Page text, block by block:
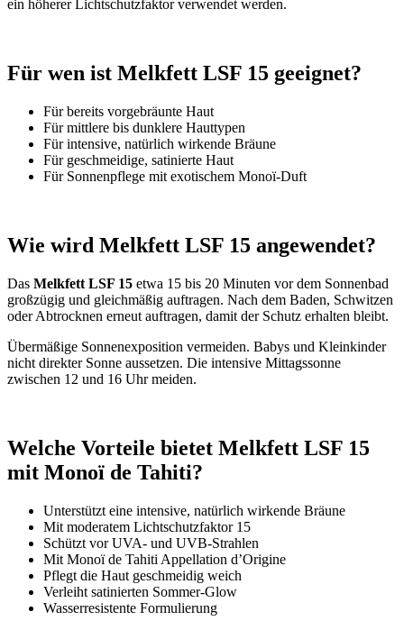
ein höherer Lichtschutzfaktor verwendet werden.
Für wen ist Melkfett LSF 15 geeignet?
Für bereits vorgebräunte Haut
Für mittlere bis dunklere Hauttypen
Für intensive, natürlich wirkende Bräune
Für geschmeidige, satinierte Haut
Für Sonnenpflege mit exotischem Monoï-Duft
Wie wird Melkfett LSF 15 angewendet?
Das Melkfett LSF 15 etwa 15 bis 20 Minuten vor dem Sonnenbad
großzügig und gleichmäßig auftragen. Nach dem Baden, Schwitzen
oder Abtrocknen erneut auftragen, damit der Schutz erhalten bleibt.
Übermäßige Sonnenexposition vermeiden. Babys und Kleinkinder
nicht direkter Sonne aussetzen. Die intensive Mittagssonne
zwischen 12 und 16 Uhr meiden.
Welche Vorteile bietet Melkfett LSF 15
mit Monoï de Tahiti?
Unterstützt eine intensive, natürlich wirkende Bräune
Mit moderatem Lichtschutzfaktor 15
Schützt vor UVA- und UVB-Strahlen
Mit Monoï de Tahiti Appellation d’Origine
Pflegt die Haut geschmeidig weich
Verleiht satinierten Sommer-Glow
Wasserresistente Formulierung